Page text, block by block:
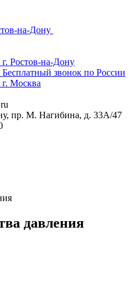
на-Дону
г. Ростов-на-Дону
Бесплатный звонок по России
г. Москва
пр. М. Нагибина, д. 33А/47
давления